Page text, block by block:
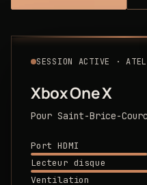
SESSION ACTIVE ·
Xbox One X
Pour Saint-Brice-
Port HDMI
Lecteur disque
Ventilation